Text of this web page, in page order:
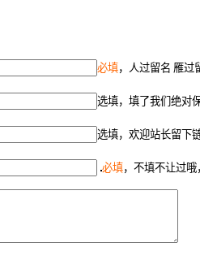
必填，人过留名 雁过
选填，填了我们绝对
选填，欢迎站长留下
必填，不填不让过